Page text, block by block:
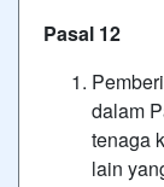
Pasal 12
dalam
tenaga
lain